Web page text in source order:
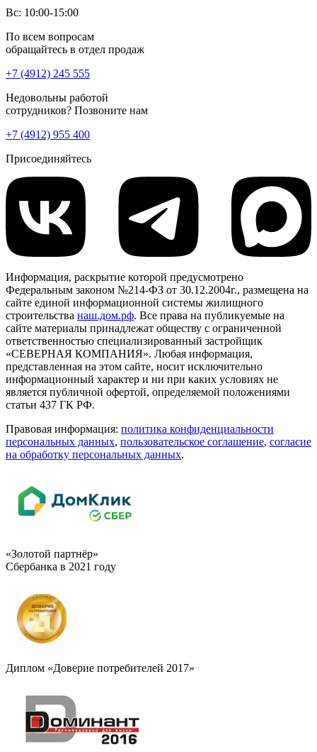
Вс: 10:00-15:00
По всем вопросам
обращайтесь в отдел продаж
+7 (4912) 245 555
Недовольны работой
сотрудников? Позвоните нам
+7 (4912) 955 400
Присоединяйтесь
Информация, раскрытие которой предусмотрено
Федеральным законом №214-ФЗ от 30.12.2004г., размещена на
сайте единой информационной системы жилищного
строительства наш.дом.рф. Все права на публикуемые на
сайте материалы принадлежат обществу с ограниченной
ответственностью специализированный застройщик
«СЕВЕРНАЯ КОМПАНИЯ». Любая информация,
представленная на этом сайте, носит исключительно
информационный характер и ни при каких условиях не
является публичной офертой, определяемой положениями
статьи 437 ГК РФ.
Правовая информация: политика конфиденциальности
персональных данных, пользовательское cоглашение, cогласие
на обработку персональных данных.
«Золотой партнёр»
Сбербанка в 2021 году
Диплом «Доверие потребителей 2017»